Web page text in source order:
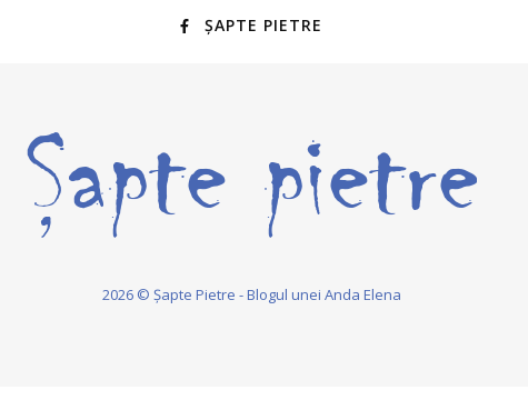
ȘAPTE PIETRE
2026 © Șapte Pietre - Blogul unei Anda Elena